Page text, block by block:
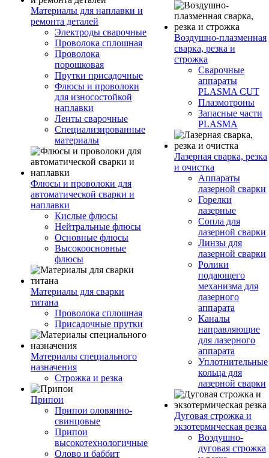
Материалы для наплавки и
ремонта деталей
Электроды сварочные
Проволока сплошная
Проволока
порошковая
Прутки присадочные
Флюсы и проволоки
для износостойкой
наплавки
Ленты сварочные
Специализированные
материалы
Флюсы и проволоки для
автоматической сварки и
наплавки
Кислые флюсы
Нейтральные флюсы
Основные флюсы
Высокоосновные
флюсы
Материалы для сварки
титана
Проволока сплошная
Присадочные прутки
Материалы специального
назначения
Строжка и резка
Припои
Припои оловянно-
свинцовые
Припои
высокотехнологичные
Олово и баббит
Воздушно-плазменная
сварка, резка и
строжка
Сварочные
аппараты
PLASMA CUT
Плазмотроны
Запасные части
PLASMA
Лазерная сварка, резка
и очистка
Аппараты
лазерной сварки
Горелки
лазерные
Сопла для
лазерной сварки
Линзы для
лазерной сварки
Ролики
подающего
механизма для
лазерного
аппарата
Каналы
направляющие
для лазерного
аппарата
Уплотнительные
кольца для
лазерной сварки
Дуговая строжка и
экзотермическая резка
Воздушно-
дуговая строжка